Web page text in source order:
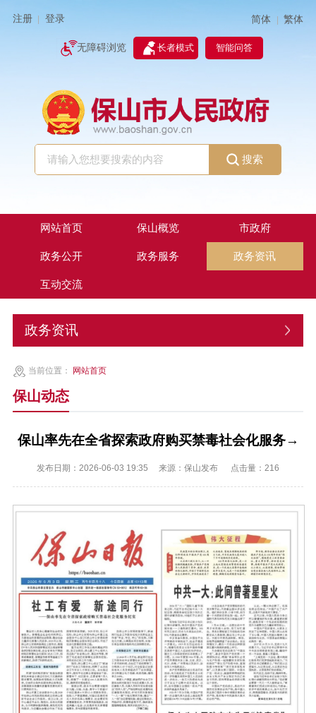
注册 登录 简体 | 繁体
无障碍浏览 长者模式 智能问答
搜索
网站首页 保山概览 市政府
政务公开 政务服务 政务资讯
互动交流
政务资讯
当前位置： 网站首页
保山动态
保山率先在全省探索政府购买禁毒社会化服务→
发布日期：2026-06-03 19:35 来源：保山发布 点击量： 216